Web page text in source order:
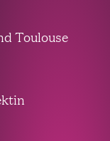
Toulouse